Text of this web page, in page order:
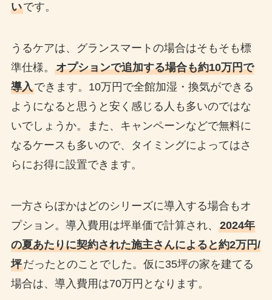
いです。
うるケアは、グランスマートの場合はそもそも標
準仕様。 オプションで追加する場合も約10万円で
導入できます。10万円で全館加湿・換気ができる
ようになると思うと安く感じる人も多いのではな
いでしょうか。また、キャンペーンなどで無料に
なるケースも多いので、タイミングによってはさ
らにお得に設置できます。
一方さらぽかはどのシリーズに導入する場合もオ
プション。導入費用は坪単価で計算され、 2024年
の夏あたりに契約された施主さんによると約2万円/
坪だったとのことでした。仮に35坪の家を建てる
場合は、導入費用は70万円となります。